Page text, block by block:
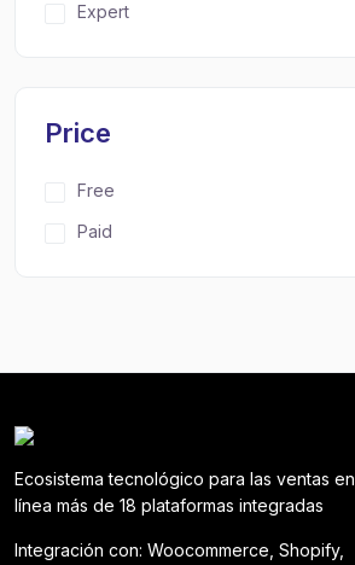
Expert
Price
Free
Paid
Ecosistema tecnológico para las ventas en
línea más de 18 plataformas integradas
Integración con: Woocommerce, Shopify,